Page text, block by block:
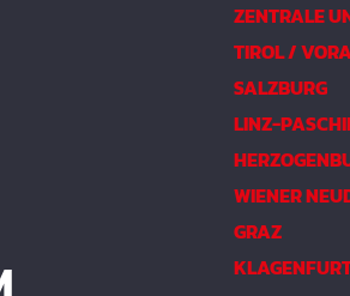
ZENTRALE
TIROL /
SALZBURG
LINZ-
WIENER
GRAZ